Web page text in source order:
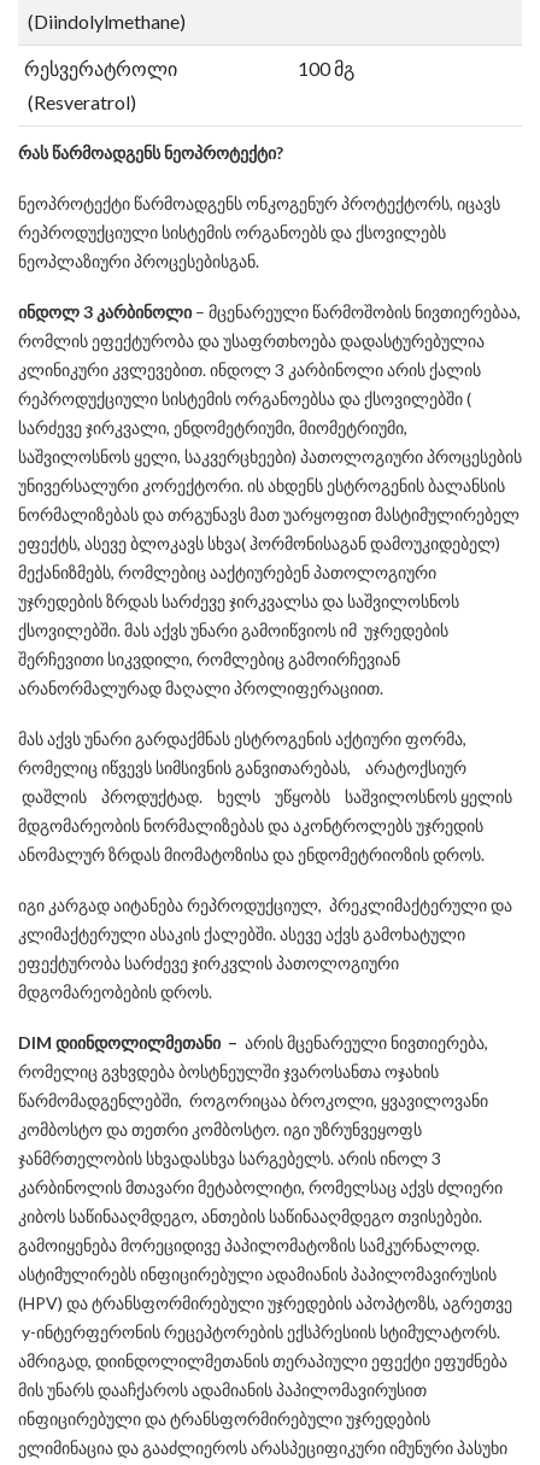
(Diindolylmethane)
რესვერატროლი
(Resveratrol)
100 მგ
რას წარმოადგენს ნეოპროტექტი?
ნეოპროტექტი წარმოადგენს ონკოგენურ პროტექტორს, იცავს
რეპროდუქციული სისტემის ორგანოებს და ქსოვილებს
ნეოპლაზიური პროცესებისგან.
ინდოლ3 კარბინოლი – მცენარეული წარმოშობის ნივთიერებაა,
რომლის ეფექტურობა და უსაფრთხოება დადასტურებულია
კლინიკური კვლევებით. ინდოლ 3 კარბინოლი არის ქალის
რეპროდუქციული სისტემის ორგანოებსა და ქსოვილებში (
სარძევე ჯირკვალი, ენდომეტრიუმი, მიომეტრიუმი,
საშვილოსნოს ყელი, საკვერცხეები) პათოლოგიური პროცესების
უნივერსალური კორექტორი. ის ახდენს ესტროგენის ბალანსის
ნორმალიზებას და თრგუნავს მათ უარყოფით მასტიმულირებელ
ეფექტს, ასევე ბლოკავს სხვა( ჰორმონისაგან დამოუკიდებელ)
მექანიზმებს, რომლებიც ააქტიურებენ პათოლოგიური
უჯრედების ზრდას სარძევე ჯირკვალსა და საშვილოსნოს
ქსოვილებში. მას აქვს უნარი გამოიწვიოს იმ უჯრედების
შერჩევითი სიკვდილი, რომლებიც გამოირჩევიან
არანორმალურად მაღალი პროლიფერაციით.
მას აქვს უნარი გარდაქმნას ესტროგენის აქტიური ფორმა,
რომელიც იწვევს სიმსივნის განვითარებას, არატოქსიურ
დაშლის პროდუქტად. ხელს უწყობს საშვილოსნოს ყელის
მდგომარეობის ნორმალიზებას და აკონტროლებს უჯრედის
ანომალურ ზრდას მიომატოზისა და ენდომეტრიოზის დროს.
იგი კარგად აიტანება რეპროდუქციულ, პრეკლიმაქტერული და
კლიმაქტერული ასაკის ქალებში. ასევე აქვს გამოხატული
ეფექტურობა სარძევე ჯირკვლის პათოლოგიური
მდგომარეობების დროს.
DIM დიინდოლილმეთანი – არის მცენარეული ნივთიერება,
რომელიც გვხვდება ბოსტნეულში ჯვაროსანთა ოჯახის
წარმომადგენლებში, როგორიცაა ბროკოლი, ყვავილოვანი
კომბოსტო და თეთრი კომბოსტო. იგი უზრუნვეყოფს
ჯანმრთელობის სხვადასხვა სარგებელს. არის ინოლ 3
კარბინოლის მთავარი მეტაბოლიტი, რომელსაც აქვს ძლიერი
კიბოს საწინააღმდეგო, ანთების საწინააღმდეგო თვისებები.
გამოიყენება მორეციდივე პაპილომატოზის სამკურნალოდ.
ასტიმულირებს ინფიცირებული ადამიანის პაპილომავირუსის
(HPV) და ტრანსფორმირებული უჯრედების აპოპტოზს, აგრეთვე
y-ინტერფერონის რეცეპტორების ექსპრესიის სტიმულატორს.
ამრიგად, დიინდოლილმეთანის თერაპიული ეფექტი ეფუძნება
მის უნარს დააჩქაროს ადამიანის პაპილომავირუსით
ინფიცირებული და ტრანსფორმირებული უჯრედების
ელიმინაცია და გააძლიეროს არასპეციფიკური იმუნური პასუხი